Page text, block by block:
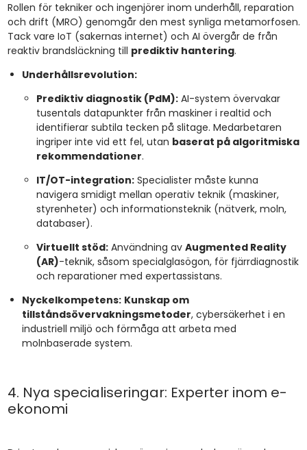
Rollen för tekniker och ingenjörer inom underhåll, reparation
och drift (MRO) genomgår den mest synliga metamorfosen.
Tack vare IoT (sakernas internet) och AI övergår de från
reaktiv brandsläckning till prediktiv hantering.
Underhållsrevolution:
Prediktiv diagnostik (PdM):AI-system övervakar
tusentals datapunkter från maskiner i realtid och
identifierar subtila tecken på slitage. Medarbetaren
ingriper inte vid ett fel, utan baserat på algoritmiska
rekommendationer.
IT/OT-integration:Specialister måste kunna
navigera smidigt mellan operativ teknik (maskiner,
styrenheter) och informationsteknik (nätverk, moln,
databaser).
Virtuellt stöd:Användning av Augmented Reality
(AR)-teknik, såsom specialglasögon, för fjärrdiagnostik
och reparationer med expertassistans.
Nyckelkompetens: Kunskap om
tillståndsövervakningsmetoder, cybersäkerhet i en
industriell miljö och förmåga att arbeta med
molnbaserade system.
4. Nya specialiseringar: Experter inom e-
ekonomi